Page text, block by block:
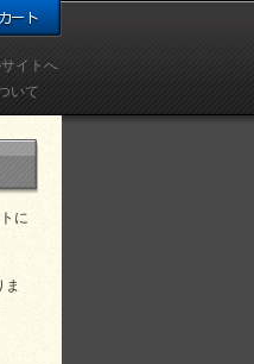
イトへ
いて
に
ま